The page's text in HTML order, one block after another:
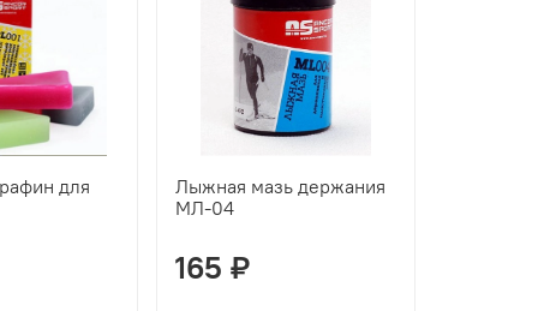
для
Лыжная мазь держания
МЛ-04
165 ₽